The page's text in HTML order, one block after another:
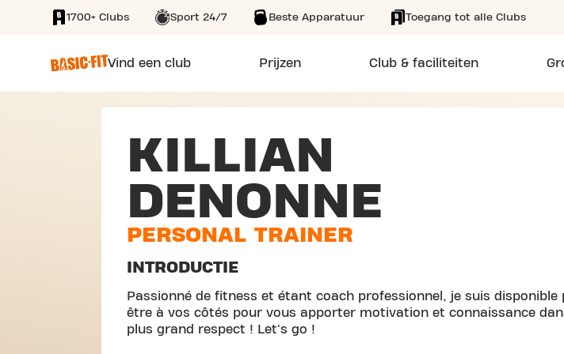
SKIP TO MAIN CONTENT
1700+ Clubs Sport 24/7 Beste Apparatuur Toegang tot alle Clubs
Vind een club Prijzen Club & faciliteiten
KILLIAN
DENONNE
PERSONAL TRAINER
INTRODUCTIE
Passionné de fitness et étant coach professionnel, je suis disponible
être à vos côtés pour vous apporter motivation et connaissance
plus grand respect ! Let's go !